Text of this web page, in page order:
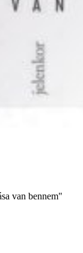
van bennem"